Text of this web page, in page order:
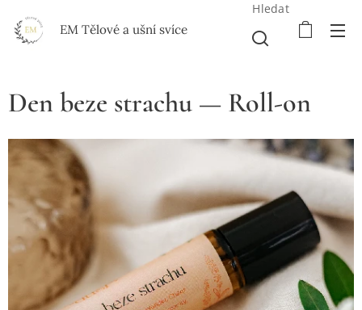
EM Tělové a ušní svíce
Hledat
Den beze strachu — Roll-on